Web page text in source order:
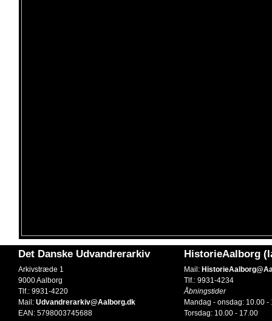
Det Danske Udvandrerarkiv
Arkivstræde 1
9000 Aalborg
Tlf.: 9931-4220
Mail: Udvandrerarkiv@Aalborg.dk
EAN: 5798003745688
HistorieAalborg
Mail:
Tlf.: 9931-4234
Åbningstider
Mandag - onsdag: 10.00 -
Torsdag: 10.00 - 17.00